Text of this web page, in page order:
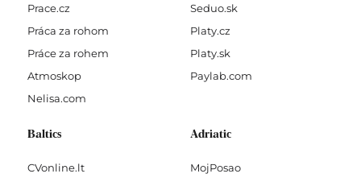
Prace.cz
Práca za rohom
Práce za rohem
Atmoskop
Nelisa.com
Seduo.sk
Platy.cz
Platy.sk
Paylab.com
Baltics
CVonline.lt
Adriatic
MojPosao